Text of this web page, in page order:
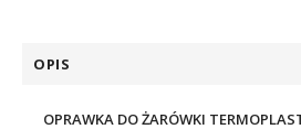
OPIS
OPRAWKA DO ŻARÓWKI